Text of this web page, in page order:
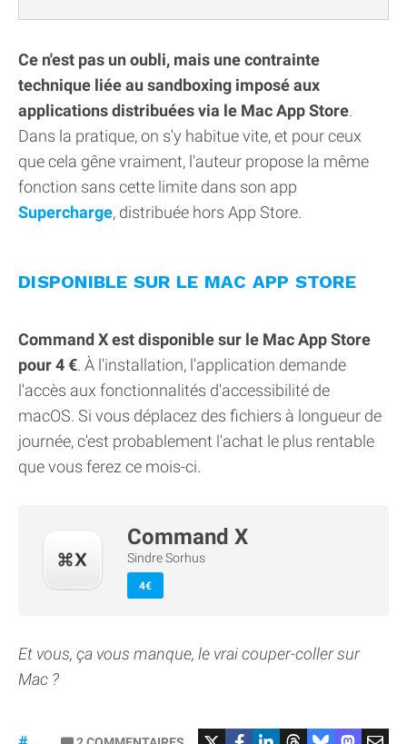
Ce n'est pas un oubli, mais une contrainte
technique liée au sandboxing imposé aux
applications distribuées via le Mac App Store.
Dans la pratique, on s'y habitue vite, et pour ceux
que cela gêne vraiment, l'auteur propose la même
fonction sans cette limite dans son app
Supercharge, distribuée hors App Store.
DISPONIBLE SUR LE MAC APP STORE
Command X est disponible sur le Mac App Store
pour 4 €. À l'installation, l'application demande
l'accès aux fonctionnalités d'accessibilité de
macOS. Si vous déplacez des fichiers à longueur de
journée, c'est probablement l'achat le plus rentable
que vous ferez ce mois-ci.
Command X
Sindre Sorhus
4€
Et vous, ça vous manque, le vrai couper-coller sur
Mac ?